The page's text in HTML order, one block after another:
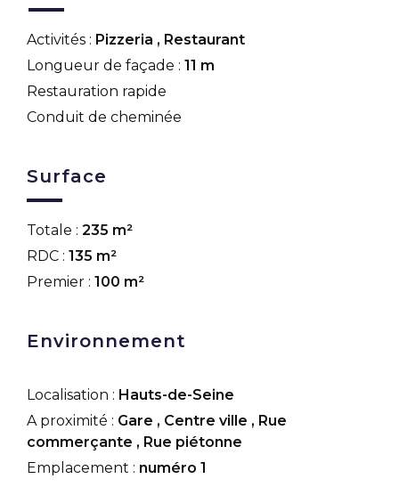
Activités : Pizzeria , Restaurant
Longueur de façade : 11 m
Restauration rapide
Conduit de cheminée
Surface
Totale : 235 m²
RDC : 135 m²
Premier : 100 m²
Environnement
Localisation : Hauts-de-Seine
A proximité : Gare , Centre ville , Rue
commerçante , Rue piétonne
Emplacement : numéro 1